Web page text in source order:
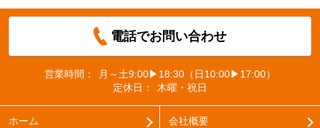
電話でお問い合わせ
営業時間：
月～土9:00▶18:30（日10:00▶17:00）
定休日：
木曜・祝日
ホーム 会社概要